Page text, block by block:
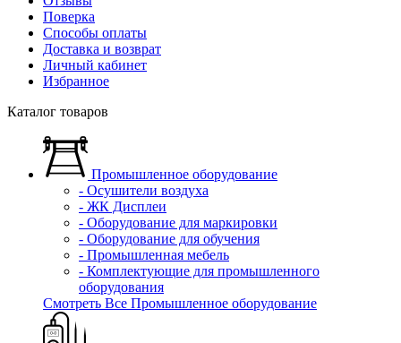
Поверка
Способы оплаты
Доставка и возврат
Личный кабинет
Избранное
Каталог товаров
Промышленное оборудование
- Осушители воздуха
- ЖК Дисплеи
- Оборудование для маркировки
- Оборудование для обучения
- Промышленная мебель
- Комплектующие для промышленного
оборудования
Смотреть Все Промышленное оборудование